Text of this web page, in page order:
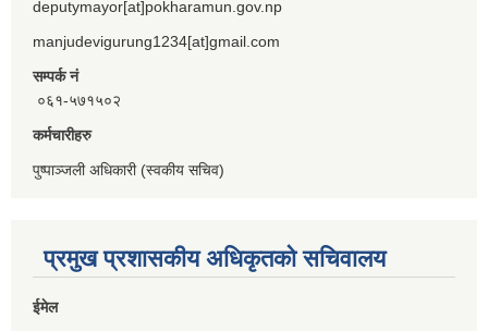
deputymayor[at]pokharamun.gov.np
manjudevigurung1234[at]gmail.com
सम्पर्क नं
०६१-५७१५०२
कर्मचारीहरु
पुष्पाञ्जली अधिकारी (स्वकीय सचिव)
प्रमुख प्रशासकीय अधिकृतको सचिवालय
ईमेल